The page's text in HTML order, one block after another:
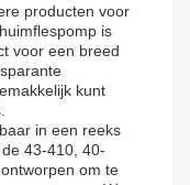
producten voor
is
voor een breed
kunt
in een reeks
43-410, 40-
om te